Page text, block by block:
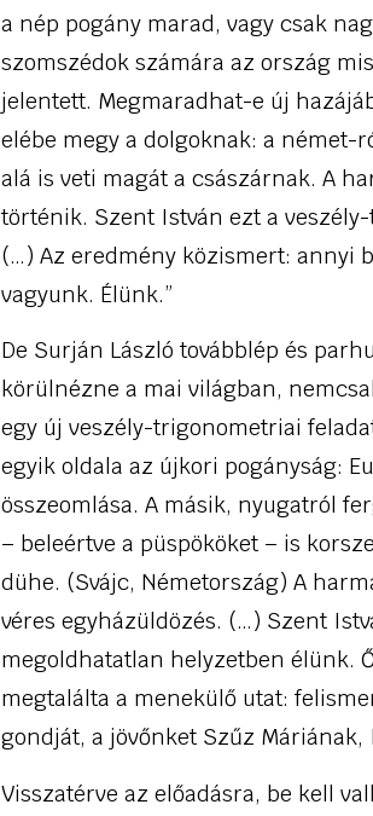
a nép pogány marad, vagy csak
szomszédok számára az ország
jelentett. Megmaradhat-e új
elébe megy a dolgoknak: a
alá is veti magát a császárnak. A
történik. Szent István ezt a
(…) Az eredmény közismert: annyi
vagyunk. Élünk.”
De Surján László továbblép és
körülnézne a mai világban,
egy új veszély-trigonometriai
egyik oldala az újkori pogányság:
összeomlása. A másik, nyugatról
– beleértve a püspököket – is
dühe. (Svájc, Németország) A
véres egyházüldözés. (…) Szent
megoldhatatlan helyzetben élünk.
megtalálta a menekülő utat:
gondját, a jövőnket Szűz
Visszatérve az előadásra, be kell